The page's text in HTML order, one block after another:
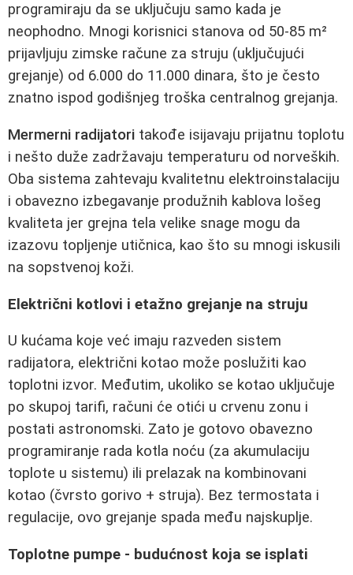
programiraju da se uključuju samo kada je
neophodno. Mnogi korisnici stanova od 50-85 m²
prijavljuju zimske račune za struju (uključujući
grejanje) od 6.000 do 11.000 dinara, što je često
znatno ispod godišnjeg troška centralnog grejanja.
Mermerni radijatori takođe isijavaju prijatnu toplotu
i nešto duže zadržavaju temperaturu od norveških.
Oba sistema zahtevaju kvalitetnu elektroinstalaciju
i obavezno izbegavanje produžnih kablova lošeg
kvaliteta jer grejna tela velike snage mogu da
izazovu topljenje utičnica, kao što su mnogi iskusili
na sopstvenoj koži.
Električni kotlovi i etažno grejanje na struju
U kućama koje već imaju razveden sistem
radijatora, električni kotao može poslužiti kao
toplotni izvor. Međutim, ukoliko se kotao uključuje
po skupoj tarifi, računi će otići u crvenu zonu i
postati astronomski. Zato je gotovo obavezno
programiranje rada kotla noću (za akumulaciju
toplote u sistemu) ili prelazak na kombinovani
kotao (čvrsto gorivo + struja). Bez termostata i
regulacije, ovo grejanje spada među najskuplje.
Toplotne pumpe - budućnost koja se isplati